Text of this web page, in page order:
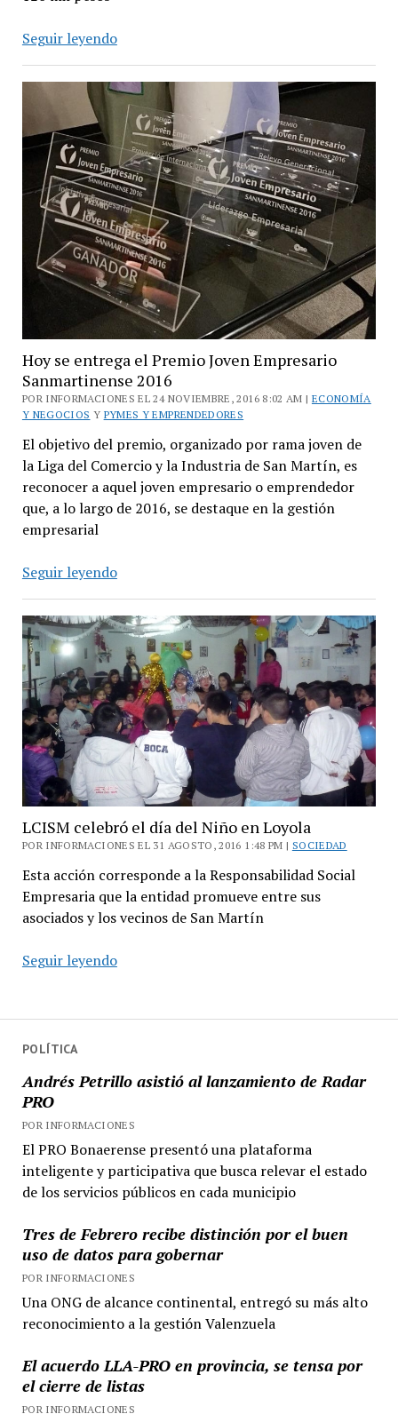
POLÍTICA
Andrés Petrillo asistió al lanzamiento de Radar
PRO
POR INFORMACIONES
El PRO Bonaerense presentó una plataforma
inteligente y participativa que busca relevar el estado
de los servicios públicos en cada municipio
Tres de Febrero recibe distinción por el buen
uso de datos para gobernar
POR INFORMACIONES
Una ONG de alcance continental, entregó su más alto
reconocimiento a la gestión Valenzuela
El acuerdo LLA-PRO en provincia, se tensa por
el cierre de listas
POR INFORMACIONES
Seguir leyendoConvocatoria
Premio
Provincial
al
Joven
Empresario
2016
Hoy se entrega el Premio Joven Empresario
Sanmartinense 2016
POR INFORMACIONES EL 24 NOVIEMBRE, 2016 8:02 AM | ECONOMÍA
Y NEGOCIOS Y PYMES Y EMPRENDEDORES
El objetivo del premio, organizado por rama joven de
la Liga del Comercio y la Industria de San Martín, es
reconocer a aquel joven empresario o emprendedor
que, a lo largo de 2016, se destaque en la gestión
empresarial
Seguir leyendoHoy
entrega
el
Premio
Joven
Empresario
Sanmartinense
2016
LCISM celebró el día del Niño en Loyola
POR INFORMACIONES EL 31 AGOSTO, 2016 1:48 PM | SOCIEDAD
Esta acción corresponde a la Responsabilidad Social
Empresaria que la entidad promueve entre sus
asociados y los vecinos de San Martín
Seguir leyendoLCISM
día
en